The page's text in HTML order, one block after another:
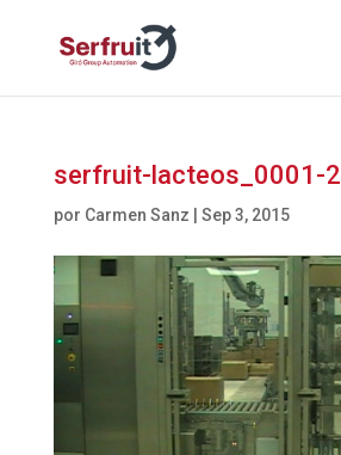
serfruit-lacteos_0001-2
por Carmen Sanz Sep 3, 2015